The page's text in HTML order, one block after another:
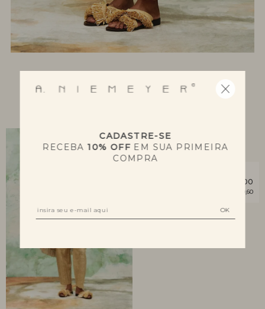
R$ 2.384,00
7x R$ 340,60
CADASTRE-SE
RECEBA10% OFFEM SUA PRIMEIRA
COMPRA